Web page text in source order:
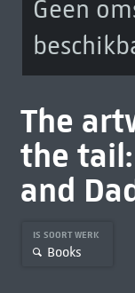
Geen
The
the
and
IS SOORT WERK
Books